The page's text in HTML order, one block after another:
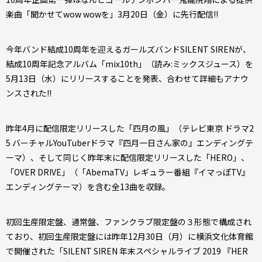
楽曲「聞かせてwow wowを」3月20日（金）に先行配信!!
今年バンド結成10周年を迎えるガールズバンドSILENT SIRENが、
結成10周年記念アルバム「mix10th」（読み:ミックスジュース）を
5月13日（水）にリリースすることを発表、合わせて詳細もアナウ
ンスされた!!
昨年4月に配信限定リリースした「四月の風」（テレビ東京 ドラマ2
5 バーチャルYouTuberドラマ『四月一日さん家の』エンディングテ
ーマ）、そして同じく昨年末に配信限定リリースした「HERO」、
「OVER DRIVE」（「AbemaTV」レギュラー番組『イマっぽTV』
エンディングテーマ）を含む全13曲を収録。
初回生産限定盤、通常盤、ファンクラブ限定盤の３形態で構成され
ており、初回生産限定盤には昨年12月30日（月）に横浜文化体育館
で開催された「SILENT SIREN 年末スペシャルライブ 2019 『HER